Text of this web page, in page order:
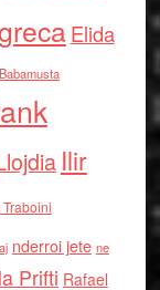
Elida
Ilir
nderroi jete ne
Prifti Rafael